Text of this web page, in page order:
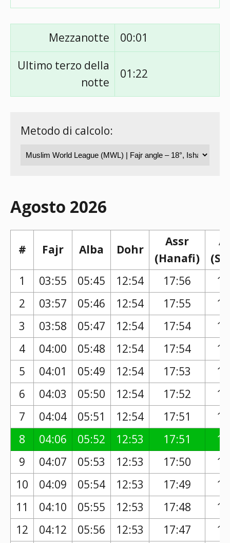
Mezzanotte
00:01
Ultimo terzo della
notte
01:22
Metodo di calcolo:
Agosto 2026
# Fajr Alba Dohr
Assr
(Hanafi)
1
03:55 05:45 12:54 17:56
2
03:57 05:46 12:54 17:55
3
03:58 05:47 12:54 17:54
4
04:00 05:48 12:54 17:54
5
04:01 05:49 12:54 17:53
6
04:03 05:50 12:54 17:52
7
04:04 05:51 12:54 17:51
8
04:06 05:52 12:53 17:51
9
04:07 05:53 12:53 17:50
10
04:09 05:54 12:53 17:49
11
04:10 05:55 12:53 17:48
12
04:12 05:56 12:53 17:47